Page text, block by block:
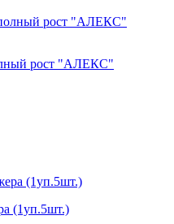
рост "АЛЕКС"
(1уп.5шт.)